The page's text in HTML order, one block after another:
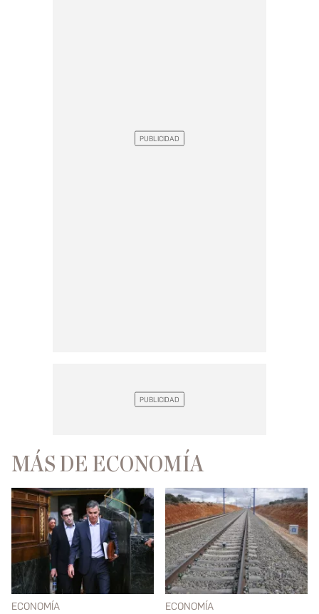
MÁS DE ECONOMÍA
ECONOMÍA ECONOMÍA